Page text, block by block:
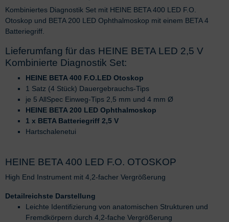
Kombiniertes Diagnostik Set mit HEINE BETA 400 LED F.O.
Otoskop und BETA 200 LED Ophthalmoskop mit einem BETA 4
Batteriegriff.
Lieferumfang für das HEINE BETA LED 2,5 V
Kombinierte Diagnostik Set:
HEINE BETA 400 F.O.LED Otoskop
1 Satz (4 Stück) Dauergebrauchs-Tips
je 5 AllSpec Einweg-Tips 2,5 mm und 4 mm Ø
HEINE BETA 200 LED Ophthalmoskop
1 x BETA Batteriegriff 2,5 V
Hartschalenetui
HEINE BETA 400 LED F.O. OTOSKOP
High End Instrument mit 4,2-facher Vergrößerung
Detailreichste Darstellung
Leichte Identifizierung von anatomischen Strukturen und
Fremdkörpern durch 4,2-fache Vergrößerung